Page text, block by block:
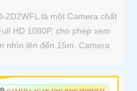
2D2WFL là một Camera chất
HD 1080P, cho phép xem
nhìn lên đến 15m. Camera